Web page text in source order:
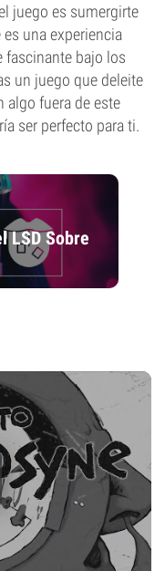
juego es sumergirte
una experiencia
fascinante bajo los
un juego que deleite
fuera de este
ser perfecto para ti.
LSD Sobre